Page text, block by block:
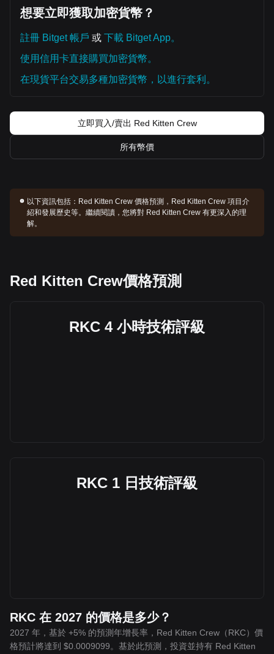
想要立即獲取加密貨幣？
註冊 Bitget 帳戶 或 下載 Bitget App。
使用信用卡直接購買加密貨幣。
在現貨平台交易多種加密貨幣，以進行套利。
立即買入/賣出 Red Kitten Crew
所有幣價
以下資訊包括： Red Kitten Crew 價格預測，Red Kitten Crew 項目介
紹和發展歷史等。繼續閱讀，您將對 Red Kitten Crew 有更深入的理
解。
Red Kitten Crew價格預測
RKC 4 小時技術評級
RKC 1 日技術評級
RKC 在 2027 的價格是多少？
2027 年，基於 +5% 的預測年增長率，Red Kitten Crew（RKC）價
格預計將達到 $0.0009099。基於此預測，投資並持有 Red Kitten